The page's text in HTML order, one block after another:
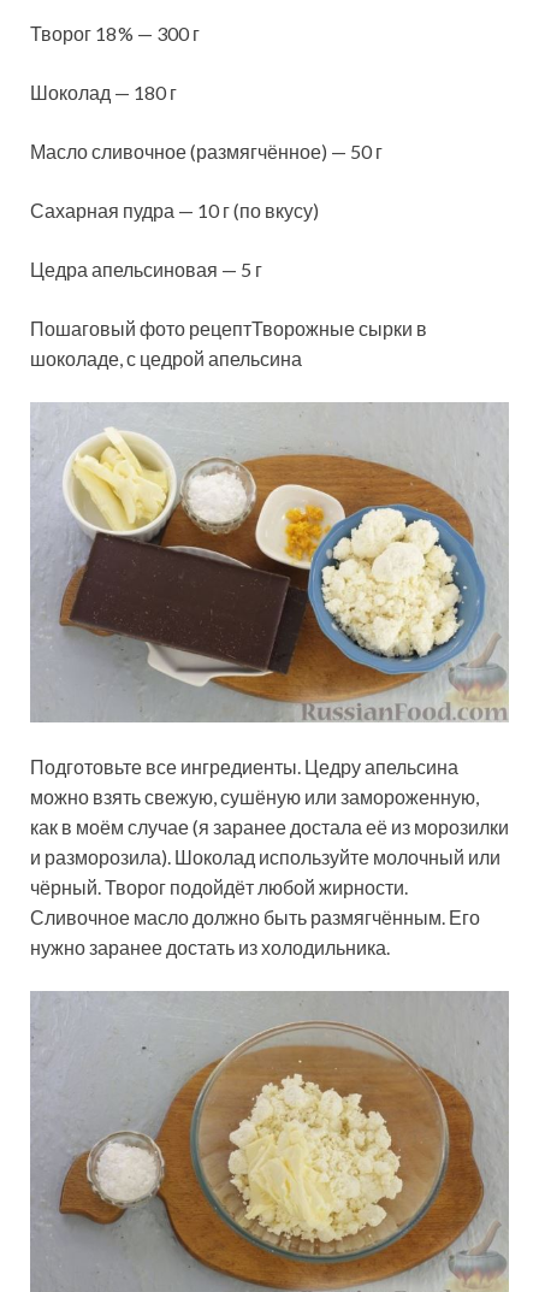
Творог 18 % — 300 г
Шоколад — 180 г
Масло сливочное (размягчённое) — 50 г
Сахарная пудра — 10 г (по вкусу)
Цедра апельсиновая — 5 г
Пошаговый фото рецептТворожные сырки в
шоколаде, с цедрой апельсина
Подготовьте все ингредиенты. Цедру апельсина
можно взять свежую, сушёную или замороженную,
как в моём случае (я заранее достала её из морозилки
и разморозила). Шоколад используйте молочный или
чёрный. Творог подойдёт любой жирности.
Сливочное масло должно быть размягчённым. Его
нужно заранее достать из холодильника.